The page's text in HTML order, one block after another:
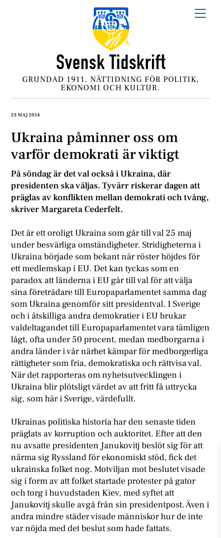
GRUNDAD 1911. NÄTTIDNING FÖR POLITIK,
EKONOMI OCH KULTUR.
23 MAJ 2014
Ukraina påminner oss om
varför demokrati är viktigt
På söndag är det val också i Ukraina, där
presidenten ska väljas. Tyvärr riskerar dagen att
präglas av konflikten mellan demokrati och tvång,
skriver Margareta Cederfelt.
Det är ett oroligt Ukraina som går till val 25 maj
under besvärliga omständigheter. Stridigheterna i
Ukraina började som bekant när röster höjdes för
ett medlemskap i EU. Det kan tyckas som en
paradox att länderna i EU går till val för att välja
sina företrädare till Europaparlamentet samma dag
som Ukraina genomför sitt presidentval. I Sverige
och i åtskilliga andra demokratier i EU brukar
valdeltagandet till Europaparlamentet vara tämligen
lågt, ofta under 50 procent, medan medborgarna i
andra länder i vår närhet kämpar för medborgerliga
rättigheter som fria, demokratiska och rättvisa val.
När det rapporteras om nyhetsutvecklingen i
Ukraina blir plötsligt värdet av att fritt få uttrycka
sig, som här i Sverige, värdefullt.
Ukrainas politiska historia har den senaste tiden
präglats av korruption och auktoritet. Efter att den
nu avsatte presidenten Janukovitj beslöt sig för att
närma sig Ryssland för ekonomiskt stöd, fick det
ukrainska folket nog. Motviljan mot beslutet visade
sig i form av att folket startade protester på gator
och torg i huvudstaden Kiev, med syftet att
Janukovitj skulle avgå från sin presidentpost. Även i
andra mindre städer visade människor hur de inte
var nöjda med det beslut som hade fattats.